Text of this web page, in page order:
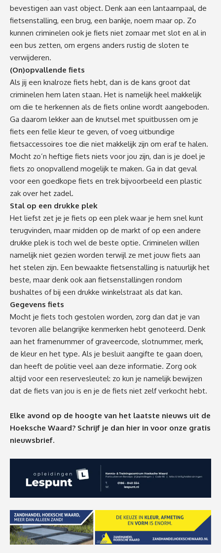
bevestigen aan vast object. Denk aan een lantaarnpaal, de
fietsenstalling, een brug, een bankje, noem maar op. Zo
kunnen criminelen ook je fiets niet zomaar met slot en al in
een bus zetten, om ergens anders rustig de sloten te
verwijderen.
(On)opvallende fiets
Als jij een knalroze fiets hebt, dan is de kans groot dat
criminelen hem laten staan. Het is namelijk heel makkelijk
om die te herkennen als de fiets online wordt aangeboden.
Ga daarom lekker aan de knutsel met spuitbussen om je
fiets een felle kleur te geven, of voeg uitbundige
fietsaccessoires toe die niet makkelijk zijn om eraf te halen.
Mocht zo’n heftige fiets niets voor jou zijn, dan is je doel je
fiets zo onopvallend mogelijk te maken. Ga in dat geval
voor een goedkope fiets en trek bijvoorbeeld een plastic
zak over het zadel.
Stal op een drukke plek
Het liefst zet je je fiets op een plek waar je hem snel kunt
terugvinden, maar midden op de markt of op een andere
drukke plek is toch wel de beste optie. Criminelen willen
namelijk niet gezien worden terwijl ze met jouw fiets aan
het stelen zijn. Een bewaakte fietsenstalling is natuurlijk het
beste, maar denk ook aan fietsenstallingen rondom
bushaltes of bij een drukke winkelstraat als dat kan.
Gegevens fiets
Mocht je fiets toch gestolen worden, zorg dan dat je van
tevoren alle belangrijke kenmerken hebt genoteerd. Denk
aan het framenummer of graveercode, slotnummer, merk,
de kleur en het type. Als je besluit aangifte te gaan doen,
dan heeft de politie veel aan deze informatie. Zorg ook
altijd voor een reservesleutel: zo kun je namelijk bewijzen
dat de fiets van jou is en je de fiets niet zelf verkocht hebt.
Elke avond op de hoogte van het laatste nieuws uit de
Hoeksche Waard? Schrijf je dan hier in voor onze gratis
nieuwsbrief.